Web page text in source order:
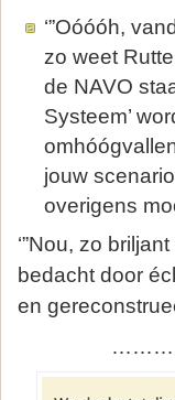
‘”Oóóóh,
zo weet
de NAVO
Systeem’
jouw
overigens
‘”Nou, zo
bedacht door
en